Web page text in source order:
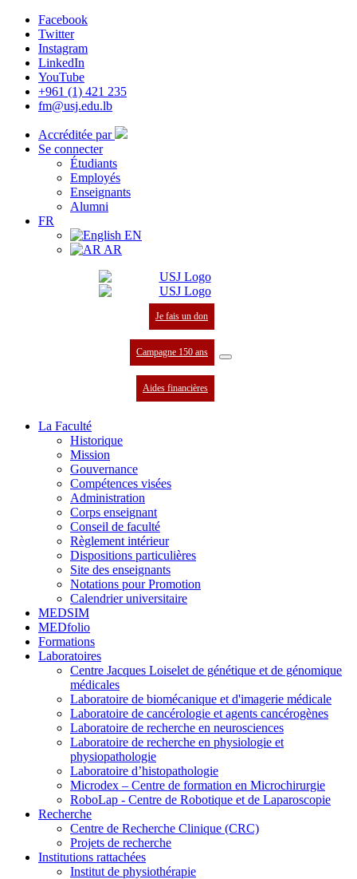
Facebook
Twitter
Instagram
LinkedIn
YouTube
+961 (1) 421 235
fm@usj.edu.lb
Accréditée par
Se connecter
Étudiants
Employés
Enseignants
Alumni
FR
EN
AR
Je fais un don
Campagne 150 ans
Aides financières
La Faculté
Historique
Mission
Gouvernance
Compétences visées
Administration
Corps enseignant
Conseil de faculté
Règlement intérieur
Dispositions particulières
Site des enseignants
Notations pour Promotion
Calendrier universitaire
MEDSIM
MEDfolio
Formations
Laboratoires
Centre Jacques Loiselet de génétique et de génomique
médicales
Laboratoire de biomécanique et d'imagerie médicale
Laboratoire de cancérologie et agents cancérogènes
Laboratoire de recherche en neurosciences
Laboratoire de recherche en physiologie et
physiopathologie
Laboratoire d’histopathologie
Microdex – Centre de formation en Microchirurgie
RoboLap - Centre de Robotique et de Laparoscopie
Recherche
Centre de Recherche Clinique (CRC)
Projets de recherche
Institutions rattachées
Institut de physiothérapie